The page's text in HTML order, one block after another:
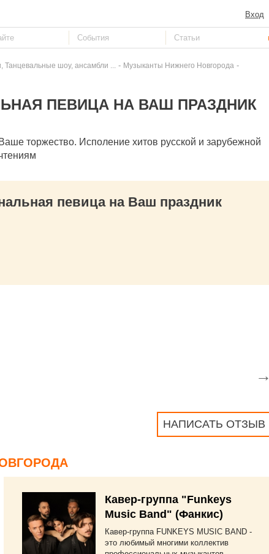
Вход
шоу, ансамбли ... - Музыканты Нижнего Новгорода -
ПЕВИЦА НА ВАШ ПРАЗДНИК
торжество. Исполение хитов русской и зарубежной
певица на Ваш праздник
→
НАПИСАТЬ ОТЗЫВ
Кавер-группа "Funkeys
Music Band" (Фанкис)
Кавер-группа FUNKEYS MUSIC BAND -
это любимый многими коллектив